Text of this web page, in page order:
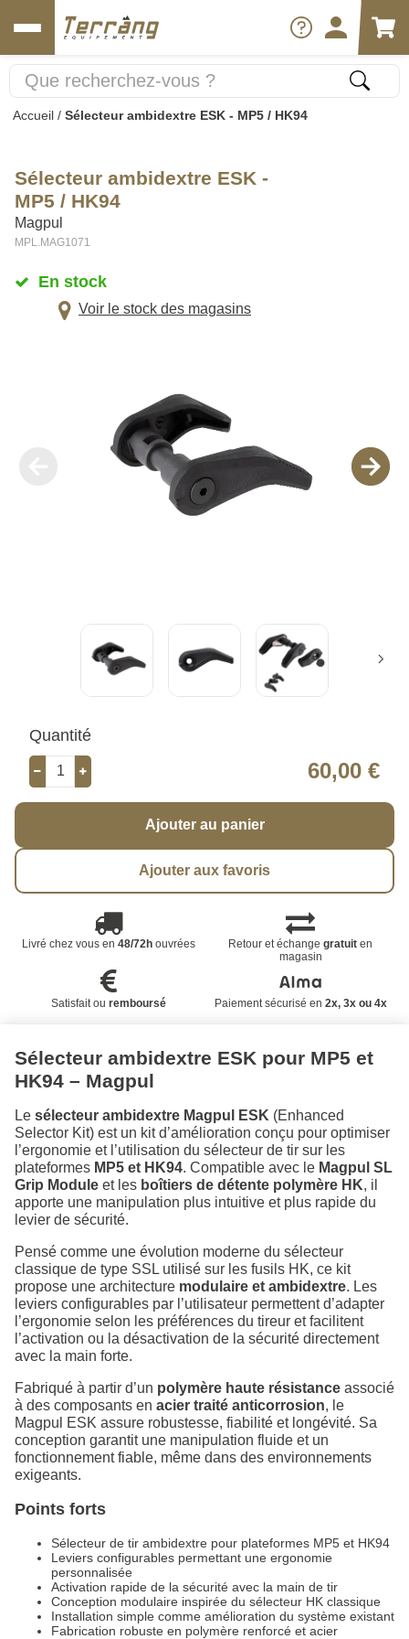
Accueil / Sélecteur ambidextre ESK - MP5 / HK94
Sélecteur ambidextre ESK -
MP5 / HK94
Magpul
MPL.MAG1071
En stock
Voir le stock des magasins
Quantité
60,00 €
Ajouter au panier
Ajouter aux favoris
Livré chez vous en 48/72houvrées Retour et échangegratuit en
magasin
Satisfait ou remboursé Paiement sécurisé en 2x, 3x ou 4x
Sélecteur ambidextre ESK pour MP5 et
HK94 – Magpul
Le sélecteur ambidextre Magpul ESK (Enhanced
Selector Kit) est un kit d’amélioration conçu pour optimiser
l’ergonomie et l’utilisation du sélecteur de tir sur les
plateformes MP5 et HK94. Compatible avec le Magpul SL
Grip Module et les boîtiers de détente polymère HK, il
apporte une manipulation plus intuitive et plus rapide du
levier de sécurité.
Pensé comme une évolution moderne du sélecteur
classique de type SSL utilisé sur les fusils HK, ce kit
propose une architecture modulaire et ambidextre. Les
leviers configurables par l’utilisateur permettent d’adapter
l’ergonomie selon les préférences du tireur et facilitent
l’activation ou la désactivation de la sécurité directement
avec la main forte.
Fabriqué à partir d’un polymère haute résistance associé
à des composants en acier traité anticorrosion, le
Magpul ESK assure robustesse, fiabilité et longévité. Sa
conception garantit une manipulation fluide et un
fonctionnement fiable, même dans des environnements
exigeants.
Points forts
Sélecteur de tir ambidextre pour plateformes MP5 et HK94
Leviers configurables permettant une ergonomie
personnalisée
Activation rapide de la sécurité avec la main de tir
Conception modulaire inspirée du sélecteur HK classique
Installation simple comme amélioration du système existant
Fabrication robuste en polymère renforcé et acier